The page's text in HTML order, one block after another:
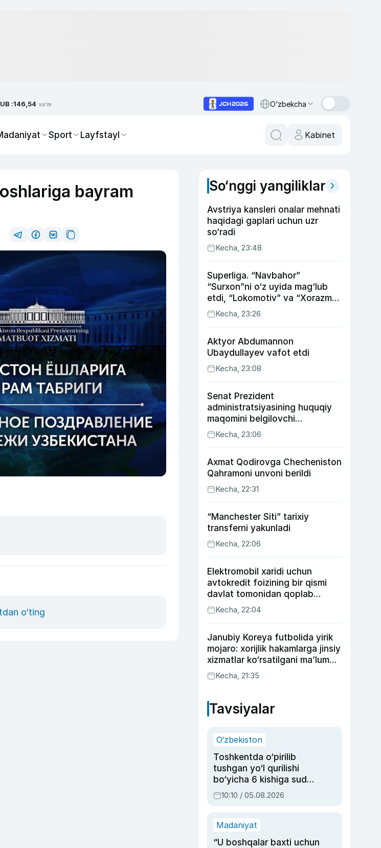
:146,54 so'm O‘zbekcha
Sport Layfstayl Kabinet
bayram
o‘ting
So‘nggi yangiliklar
Avstriya kansleri onalar mehnati
haqidagi gaplari uchun uzr
so‘radi
Kecha, 23:48
Superliga. “Navbahor”
“Surxon”ni o‘z uyida mag‘lub
etdi, “Lokomotiv” va “Xorazm”
uyda g‘alaba qozondi
Kecha, 23:26
Aktyor Abdu­mannon
Ubaydullayev vafot etdi
Kecha, 23:08
Senat Prezident
administratsiyasining huquqiy
maqomini belgilovchi
konstitutsiyaviy qonunni
ma’qulladi
Kecha, 23:06
Axmat Qodirovga Checheniston
Qahramoni unvoni berildi
Kecha, 22:31
“Manchester Siti” tarixiy
transferni yakunladi
Kecha, 22:06
Elektromobil xaridi uchun
avtokredit foizining bir qismi
davlat tomonidan qoplab
berilishi mumkin
Kecha, 22:04
Janubiy Koreya futbolida yirik
mojaro: xorijlik hakamlarga jinsiy
xizmatlar ko‘rsatilgani ma’lum
qilindi
Kecha, 21:35
Tavsiyalar
O‘zbekiston
Toshkentda o‘pirilib
tushgan yo‘l qurilishi
bo‘yicha 6 kishiga sud
hukmi o‘qildi
10:10 / 05.08.2026
Madaniyat
“U boshqalar baxti uchun